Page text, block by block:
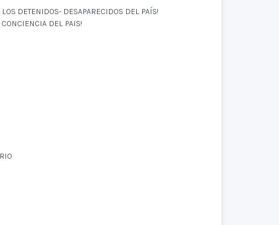
DETENIDOS- DESAPARECIDOS DEL PAÍS!
CONCIENCIA DEL PAIS!